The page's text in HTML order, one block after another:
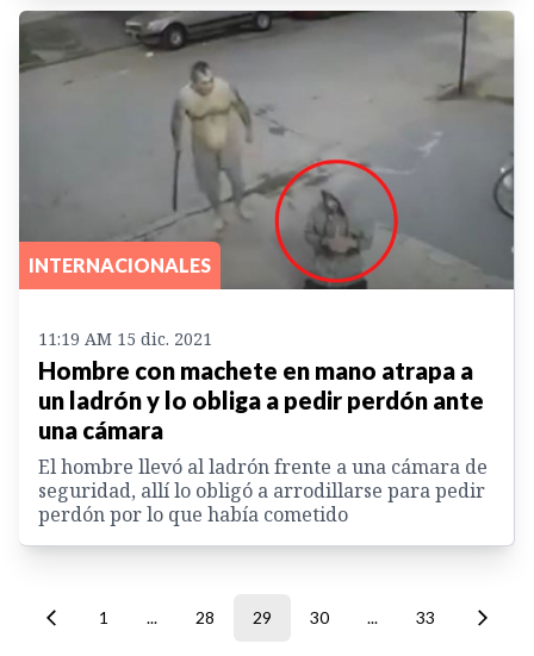
INTERNACIONALES
11:19 AM 15 dic. 2021
Hombre con machete en mano atrapa a
un ladrón y lo obliga a pedir perdón ante
una cámara
El hombre llevó al ladrón frente a una cámara de
seguridad, allí lo obligó a arrodillarse para pedir
perdón por lo que había cometido
1 ... 28 29 30 ... 33